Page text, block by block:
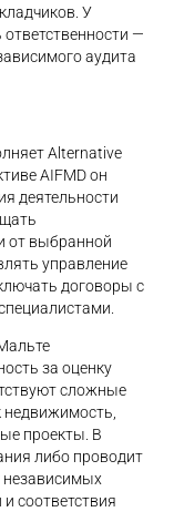
У
ответственности —
аудита
Alternative
AIFMD он
деятельности
от выбранной
управление
договоры с
за оценку
сложные
недвижимость,
проекты. В
либо проводит
независимых
соответствия